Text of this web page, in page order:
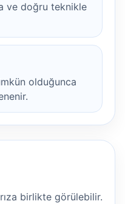
ve doğru teknikle
olduğunca
birlikte görülebilir.